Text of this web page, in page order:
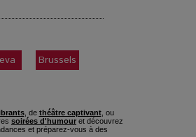
Brussels
, de théâtre captivant, ou
soirées d'humour et découvrez
et préparez-vous à des